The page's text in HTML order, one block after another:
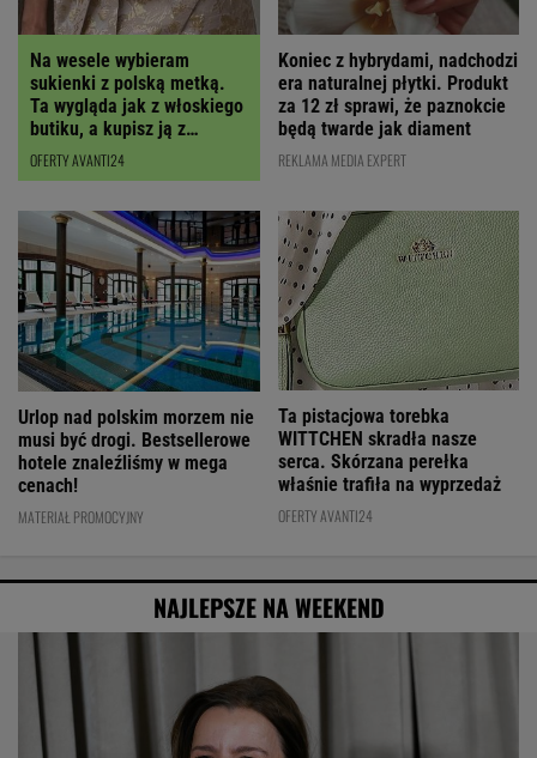
Na wesele wybieram
sukienki z polską metką.
Ta wygląda jak z włoskiego
butiku, a kupisz ją z
RABATEM
OFERTY AVANTI24
Koniec z hybrydami, nadchodzi
era naturalnej płytki. Produkt
za 12 zł sprawi, że paznokcie
będą twarde jak diament
REKLAMA MEDIA EXPERT
Urlop nad polskim morzem nie
musi być drogi. Bestsellerowe
hotele znaleźliśmy w mega
cenach!
MATERIAŁ PROMOCYJNY
Ta pistacjowa torebka
WITTCHEN skradła nasze
serca. Skórzana perełka
właśnie trafiła na wyprzedaż
OFERTY AVANTI24
NAJLEPSZE NA WEEKEND